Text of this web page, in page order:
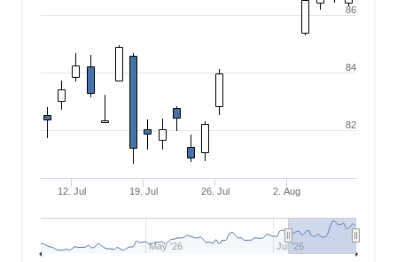
12. Jul 19. Jul 26. Jul 2. Aug
May '26 Jul '26
82
84
86